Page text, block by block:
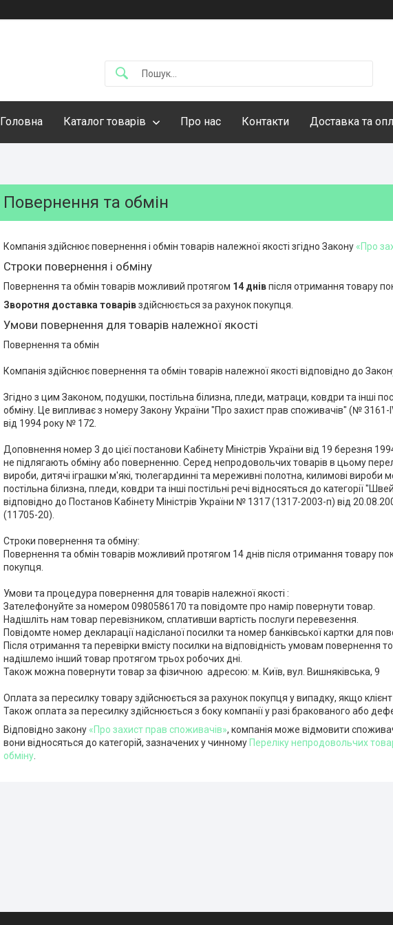
Головна Каталог товарів Про нас Контакти Доставка та
Повернення та обмін
Компанія здійснює повернення і обмін товарів належної якості згідно Закону «Про
Строки повернення і обміну
Повернення та обмін товарів можливий протягом 14 днівпісля отримання товару
Зворотня доставка товарівздійснюється за рахунок покупця.
Умови повернення для товарів належної якості
Повернення та обмін
Компанія здійснює повернення та обмін товарів належної якості відповідно до
Згідно з цим Законом, подушки, постільна білизна, пледи, матраци, ковдри та інші
обміну. Це випливає з номеру Закону України "Про захист прав споживачів" (№ 3161-
від 1994 року № 172.
Доповнення номер 3 до цієї постанови Кабінету Міністрів України від 19 березня
не підлягають обміну або поверненню. Серед непродовольчих товарів в цьому
вироби, дитячі іграшки м'які, тюлегардинні та мереживні полотна, килимові вироби
постільна білизна, пледи, ковдри та інші постільні речі відносяться до категорії
відповідно до Постанов Кабінету Міністрів України № 1317 (1317-2003-п) від
(11705-20).
Строки повернення та обміну:
Повернення та обмін товарів можливий протягом 14 днів після отримання товару
покупця.
Умови та процедура повернення для товарів належної якості :
Зателефонуйте за номером 0980586170 та повідомте про намір повернути товар.
Надішліть нам товар перевізником, сплативши вартість послуги перевезення.
Повідомте номер декларації надісланої посилки та номер банківської картки для
Після отримання та перевірки вмісту посилки на відповідність умовам повернення
надішлемо інший товар протягом трьох робочих дні.
Також можна повернути товар за фізичною  адресою: м. Київ, вул. Вишняківська, 9
Оплата за пересилку товару здійснюється за рахунок покупця у випадку, якщо
Також оплата за пересилку здійснюється з боку компанії у разі бракованого або
Відповідно закону «Про захист прав споживачів», компанія може відмовити
вони відносяться до категорій, зазначених у чинному Переліку непродовольчих
обміну